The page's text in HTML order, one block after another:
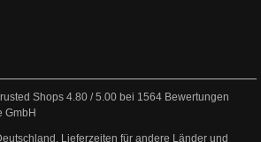
Shops 4.80 /5.00 bei 1564 Bewertungen
GmbH
Lieferzeiten für andere Länder und